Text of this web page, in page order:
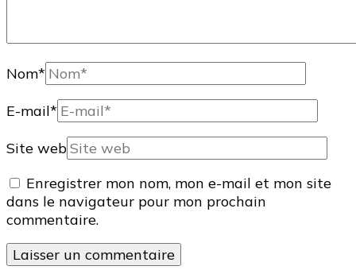
Nom*
E-mail*
Site web
Enregistrer mon nom, mon e-mail et mon site
dans le navigateur pour mon prochain
commentaire.